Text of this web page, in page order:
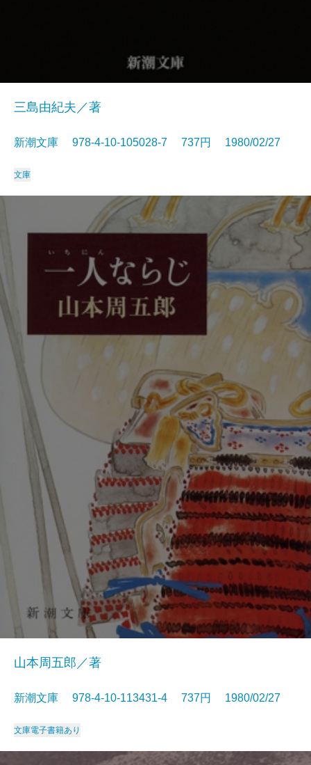
三島由紀夫／著
新潮文庫 978-4-10-105028-7 737円 1980/02/27
文庫
山本周五郎／著
新潮文庫 978-4-10-113431-4 737円 1980/02/27
文庫電子書籍あり